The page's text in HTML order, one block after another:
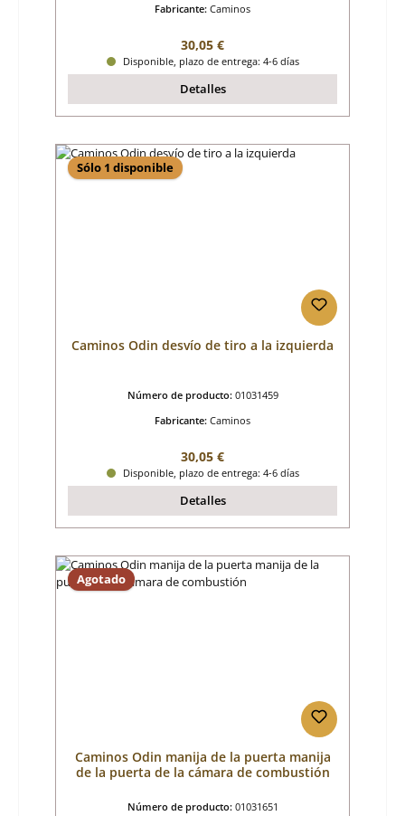
Fabricante: Caminos
Precio normal:
30,05 €
Disponible, plazo de entrega: 4-6 días
Detalles
Sólo 1 disponible
Caminos Odin desvío de tiro a la izquierda
Número de producto: 01031459
Fabricante: Caminos
Precio normal:
30,05 €
Disponible, plazo de entrega: 4-6 días
Detalles
Agotado
Caminos Odin manija de la puerta manija
de la puerta de la cámara de combustión
Número de producto: 01031651